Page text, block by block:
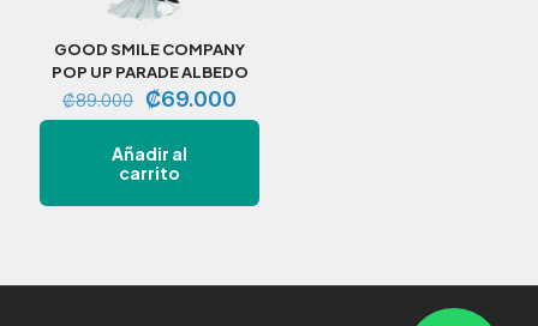
GOOD SMILE COMPANY
POP UP PARADE ALBEDO
₡89.000
El
precio
original
era:
₡69.000
precio
Añadir al
carrito